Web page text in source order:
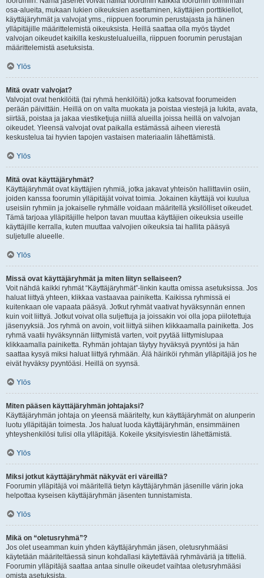
osa-alueita, mukaan lukien oikeuksien asettaminen, käyttäjien porttikiellot,
käyttäjäryhmät ja valvojat yms., riippuen foorumin perustajasta ja hänen
ylläpitäjille määrittelemistä oikeuksista. Heillä saattaa olla myös täydet
valvojan oikeudet kaikilla keskustelualueilla, riippuen foorumin perustajan
määrittelemistä asetuksista.
Ylös
Mitä ovatr valvojat?
Valvojat ovat henkilöitä (tai ryhmä henkilöitä) jotka katsovat foorumeiden
perään päivittäin. Heillä on on valta muokata ja poistaa viestejä ja lukita, avata,
siirtää, poistaa ja jakaa viestiketjuja niillä alueilla joissa heillä on valvojan
oikeudet. Yleensä valvojat ovat paikalla estämässä aiheen vierestä
keskustelua tai hyvien tapojen vastaisen materiaalin lähettämistä.
Ylös
Mitä ovat käyttäjäryhmät?
Käyttäjäryhmät ovat käyttäjien ryhmiä, jotka jakavat yhteisön hallittaviin osiin,
joiden kanssa foorumin ylläpitäjät voivat toimia. Jokainen käyttäjä voi kuulua
useisiin ryhmiin ja jokaiselle ryhmälle voidaan määritellä yksilölliset oikeudet.
Tämä tarjoaa ylläpitäjille helpon tavan muuttaa käyttäjien oikeuksia useille
käyttäjille kerralla, kuten muuttaa valvojien oikeuksia tai hallita pääsyä
suljetulle alueelle.
Ylös
Missä ovat käyttäjäryhmät ja miten liityn sellaiseen?
Voit nähdä kaikki ryhmät “Käyttäjäryhmät”-linkin kautta omissa asetuksissa. Jos
haluat liittyä yhteen, klikkaa vastaavaa painiketta. Kaikissa ryhmissä ei
kuitenkaan ole vapaata pääsyä. Jotkut ryhmät vaativat hyväksynnän ennen
kuin voit liittyä. Jotkut voivat olla suljettuja ja joissakin voi olla jopa piilotettuja
jäsenyyksiä. Jos ryhmä on avoin, voit liittyä siihen klikkaamalla painiketta. Jos
ryhmä vaatii hyväksynnän liittymistä varten, voit pyytää liittymislupaa
klikkaamalla painiketta. Ryhmän johtajan täytyy hyväksyä pyyntösi ja hän
saattaa kysyä miksi haluat liittyä ryhmään. Älä häiriköi ryhmän ylläpitäjiä jos he
eivät hyväksy pyyntöäsi. Heillä on syynsä.
Ylös
Miten pääsen käyttäjäryhmän johtajaksi?
Käyttäjäryhmän johtaja on yleensä määritelty, kun käyttäjäryhmät on alunperin
luotu ylläpitäjän toimesta. Jos haluat luoda käyttäjäryhmän, ensimmäinen
yhteyshenkilösi tulisi olla ylläpitäjä. Kokeile yksityisviestin lähettämistä.
Ylös
Miksi jotkut käyttäjäryhmät näkyvät eri väreillä?
Foorumin ylläpitäjä voi määritellä tietyn käyttäjäryhmän jäsenille värin joka
helpottaa kyseisen käyttäjäryhmän jäsenten tunnistamista.
Ylös
Mikä on “oletusryhmä”?
Jos olet useamman kuin yhden käyttäjäryhmän jäsen, oletusryhmääsi
käytetään määriteltäessä sinun kohdallasi käytettävää ryhmäväriä ja titteliä.
Foorumin ylläpitäjä saattaa antaa sinulle oikeudet vaihtaa oletusryhmääsi
omista asetuksista.